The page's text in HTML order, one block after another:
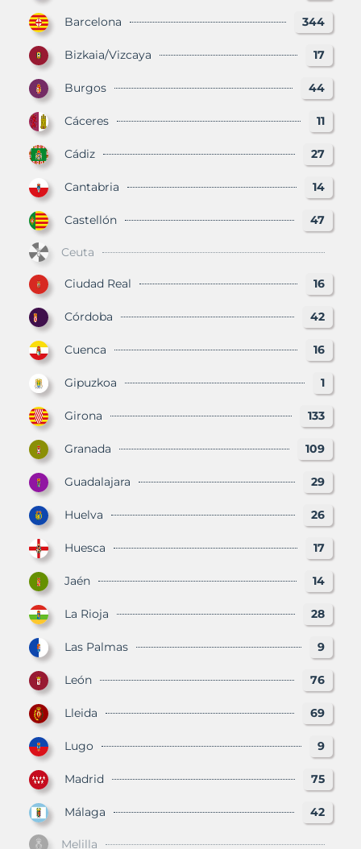
Barcelona 344
Bizkaia/Vizcaya 17
Burgos 44
Cáceres 11
Cádiz 27
Cantabria 14
Castellón 47
Ceuta
Ciudad Real 16
Córdoba 42
Cuenca 16
Gipuzkoa 1
Girona 133
Granada 109
Guadalajara 29
Huelva 26
Huesca 17
Jaén 14
La Rioja 28
Las Palmas 9
León 76
Lleida 69
Lugo 9
Madrid 75
Málaga 42
Melilla